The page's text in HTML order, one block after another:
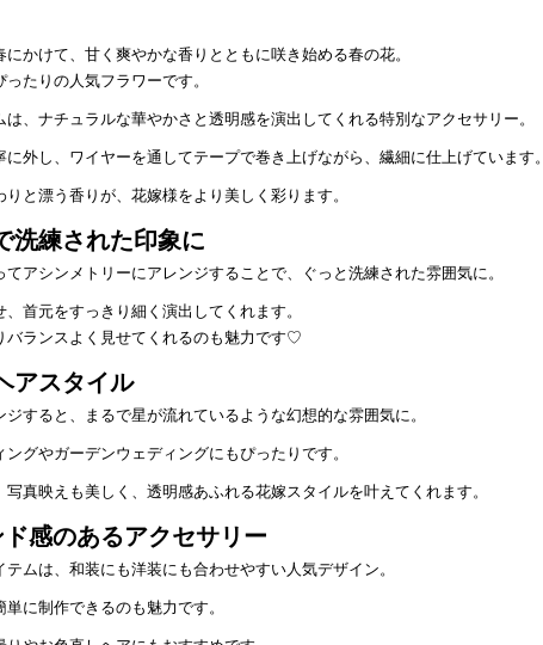
かけて、甘く爽やかな香りとともに咲き始める春の花。
たりの人気フラワーです。
、ナチュラルな華やかさと透明感を演出してくれる特別なアクセサリー。
外し、ワイヤーを通してテープで巻き上げながら、繊細に仕上げています。
と漂う香りが、花嫁様をより美しく彩ります。
洗練された印象に
アシンメトリーにアレンジすることで、ぐっと洗練された雰囲気に。
首元をすっきり細く演出してくれます。
バランスよく見せてくれるのも魅力です♡
アスタイル
すると、まるで星が流れているような幻想的な雰囲気に。
グやガーデンウェディングにもぴったりです。
真映えも美しく、透明感あふれる花嫁スタイルを叶えてくれます。
感のあるアクセサリー
ムは、和装にも洋装にも合わせやすい人気デザイン。
に制作できるのも魅力です。